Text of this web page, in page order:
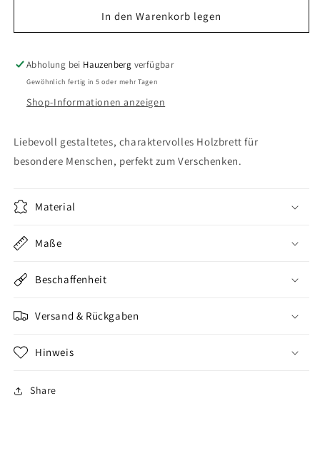
wo
mei
Brotzeitbrettl
wo
mei
Brotzeitbrettl
In den Warenkorb legen
Abholung bei Hauzenberg verfügbar
Gewöhnlich fertig in 5 oder mehr Tagen
Shop-Informationen anzeigen
Liebevoll gestaltetes, charaktervolles Holzbrett für
besondere Menschen, perfekt zum Verschenken.
Material
Maße
Beschaffenheit
Versand & Rückgaben
Hinweis
Share